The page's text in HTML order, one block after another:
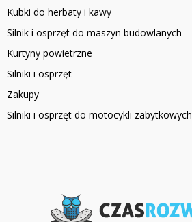
Kubki do herbaty i kawy
Silnik i osprzęt do maszyn budowlanych
Kurtyny powietrzne
Silniki i osprzęt
Zakupy
Silniki i osprzęt do motocykli zabytkowych